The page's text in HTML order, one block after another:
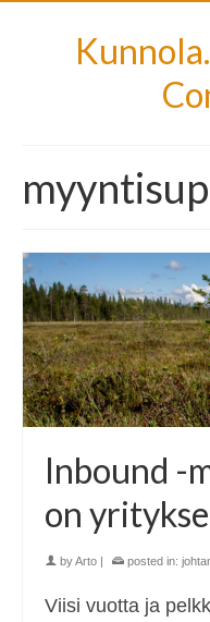
Inbound -
on
byArto posted in:
Viisi vuotta ja